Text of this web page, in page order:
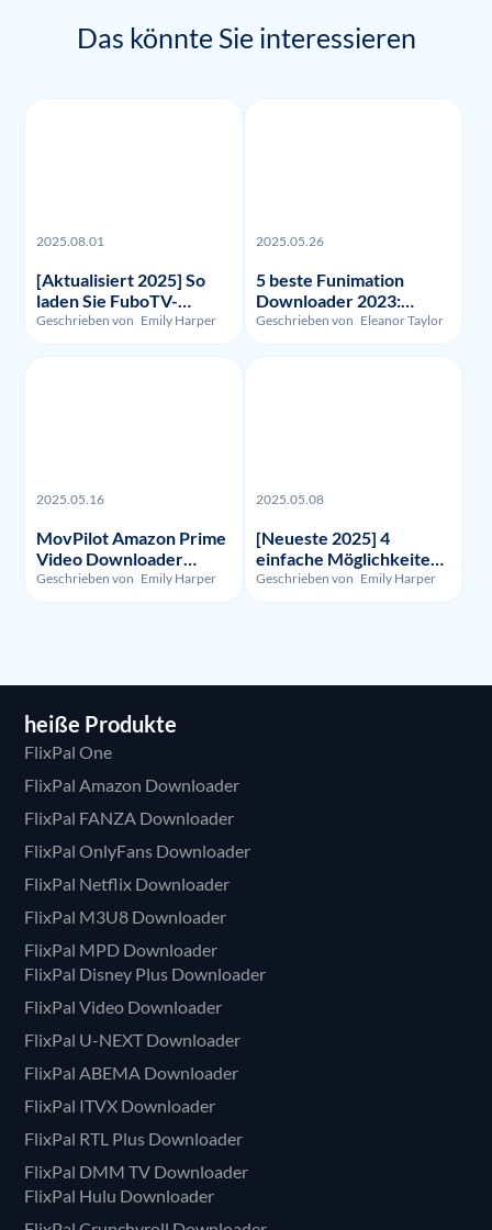
Das könnte Sie interessieren
2025.08.01
[Aktualisiert 2025] So
laden Sie FuboTV-
Aufnahmen und -Videos
herunter?
Geschrieben von Emily Harper
2025.05.26
5 beste Funimation
Downloader 2023:
Getestet und verglichen
Geschrieben von Eleanor Taylor
2025.05.16
MovPilot Amazon Prime
Video Downloader
Bewertung - Illegalität,
Nutzung und Preis
Geschrieben von Emily Harper
2025.05.08
[Neueste 2025] 4
einfache Möglichkeiten,
um HBO Max
aufzunehmen
Geschrieben von Emily Harper
heiße Produkte
FlixPal One
FlixPal Amazon Downloader
FlixPal FANZA Downloader
FlixPal OnlyFans Downloader
FlixPal Netflix Downloader
FlixPal M3U8 Downloader
FlixPal MPD Downloader
FlixPal Disney Plus Downloader
FlixPal Video Downloader
FlixPal U-NEXT Downloader
FlixPal ABEMA Downloader
FlixPal ITVX Downloader
FlixPal RTL Plus Downloader
FlixPal DMM TV Downloader
FlixPal Hulu Downloader